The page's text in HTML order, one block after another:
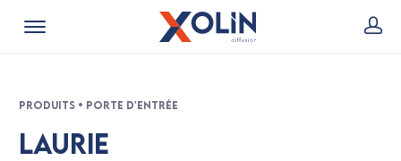
Produits • Porte d'entrée
Laurie